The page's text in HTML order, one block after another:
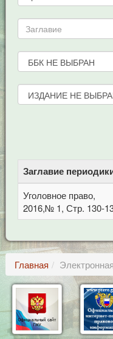
Заглавие
Уголовное право,
2016,№ 1, Стр. 130-
Главная